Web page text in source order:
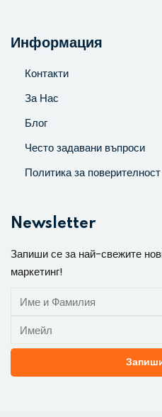
Информация
Контакти
За Нас
Блог
Често задавани въпроси
Политика за поверителност
Newsletter
Запиши се за най-свежите
маркетинг!